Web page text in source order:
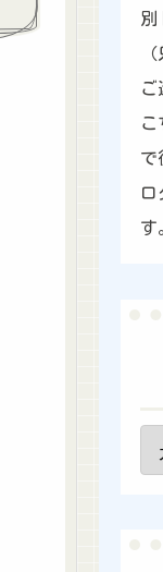
別
ご
こ
で
ロ
す